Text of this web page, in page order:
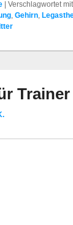
Verschlagwortet mit
, Gehirn,
Trainer